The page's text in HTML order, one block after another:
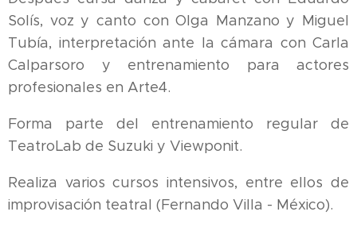
Solís, voz y canto con Olga Manzano y Miguel
Tubía, interpretación ante la cámara con Carla
Calparsoro y entrenamiento para actores
profesionales en Arte4.
Forma parte del entrenamiento regular de
TeatroLab de Suzuki y Viewponit.
Realiza varios cursos intensivos, entre ellos de
improvisación teatral (Fernando Villa - México).